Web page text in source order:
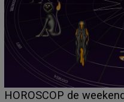
Emanuel a ținut ACEST